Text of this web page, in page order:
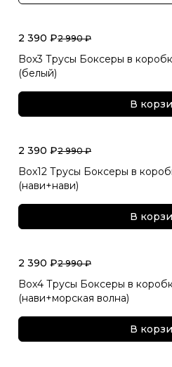
2 390 ₽2 990 ₽
Box3 Трусы Боксеры в
(белый)
В
2 390 ₽2 990 ₽
Box12 Трусы Боксеры в
(нави+нави)
В
2 390 ₽2 990 ₽
Box4 Трусы Боксеры в
(нави+морская волна)
В